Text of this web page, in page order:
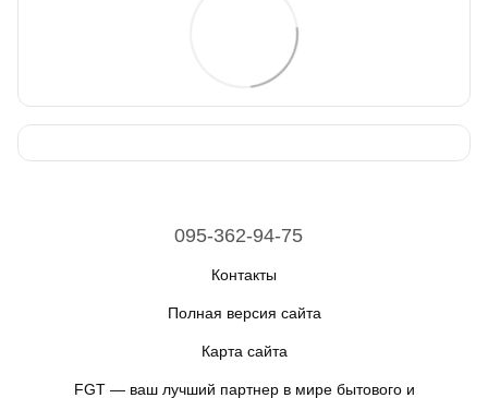
095-362-94-75
Контакты
Полная версия сайта
Карта сайта
FGT — ваш лучший партнер в мире бытового и